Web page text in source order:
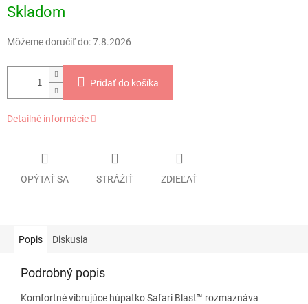
cena:
Skladom
Môžeme doručiť do:7.8.2026
Pridať do košíka
Detailné informácie
OPÝTAŤ SA STRÁŽIŤ ZDIEĽAŤ
Popis Diskusia
Podrobný popis
Komfortné vibrujúce húpatko Safari Blast™ rozmaznáva